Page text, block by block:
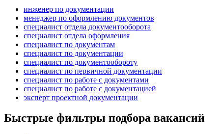
инженер по документации
менеджер по оформлению документов
специалист отдела документооборота
специалист отдела оформления
специалист по документам
специалист по документации
специалист по документообороту
специалист по первичной документации
специалист по работе с документами
специалист по работе с документацией
эксперт проектной документации
Быстрые фильтры подбора вакансий